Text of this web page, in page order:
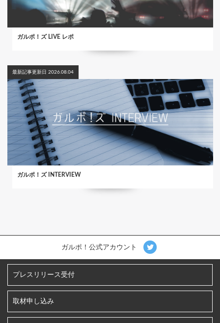
ガルポ！ズ LIVE レポ
最新記事更新日 2026.08.04
ガルポ！ズ INTERVIEW
ガルポ！公式アカウント
プレスリリース受付
取材申し込み